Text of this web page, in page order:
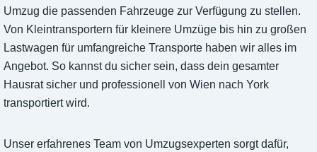
Umzug die passenden Fahrzeuge zur Verfügung zu stellen.
Von Kleintransportern für kleinere Umzüge bis hin zu großen
Lastwagen für umfangreiche Transporte haben wir alles im
Angebot. So kannst du sicher sein, dass dein gesamter
Hausrat sicher und professionell von Wien nach York
transportiert wird.
Unser erfahrenes Team von Umzugsexperten sorgt dafür,